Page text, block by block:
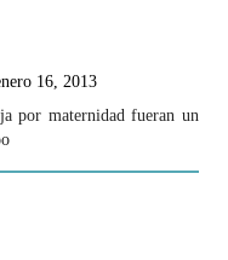
16, 2013
por maternidad fueran un